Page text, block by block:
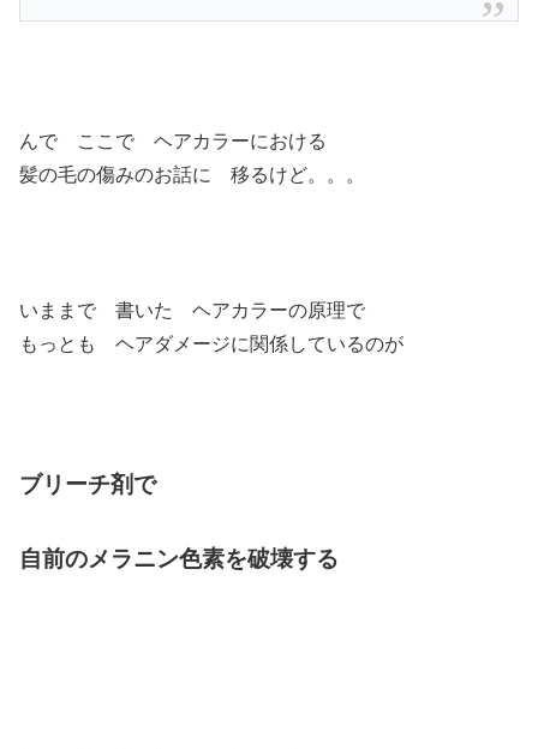
んで ここで ヘアカラーにおける
髪の毛の傷みのお話に 移るけど。。。
いままで 書いた ヘアカラーの原理で
もっとも ヘアダメージに関係しているのが
ブリーチ剤で
自前のメラニン色素を破壊する